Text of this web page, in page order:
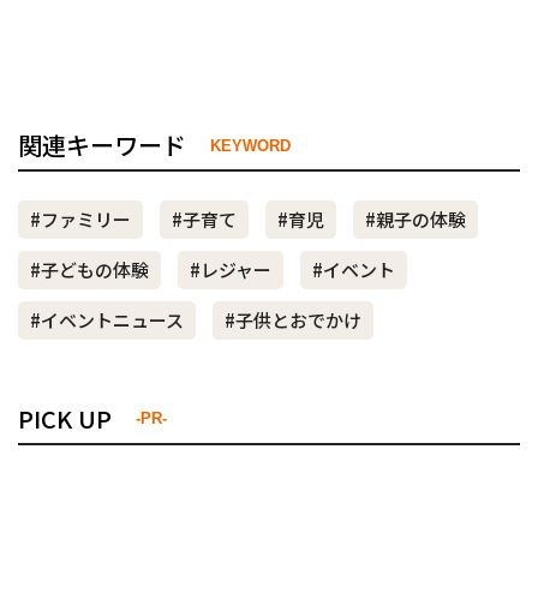
関連キーワード KEYWORD
#ファミリー #子育て #育児
#親子の体験
#子どもの体験
#レジャー
#イベント
#イベントニュース
#子供とおでかけ
PICK UP -PR-